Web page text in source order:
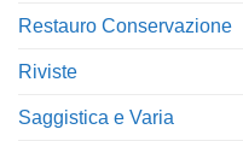
Restauro Conservazione
Riviste
Saggistica e Varia